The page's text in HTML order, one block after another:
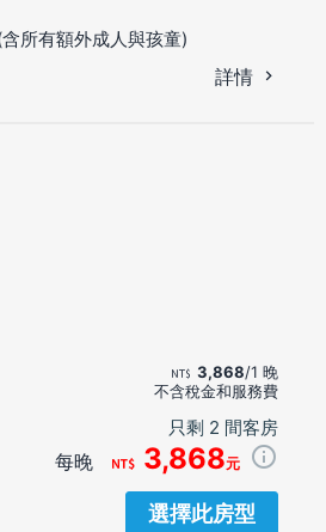
所有額外成人與孩童)
詳情
3,868/1 晚
不含稅金和服務費
只剩 2 間客房
每晚 3,868元
選擇此房型